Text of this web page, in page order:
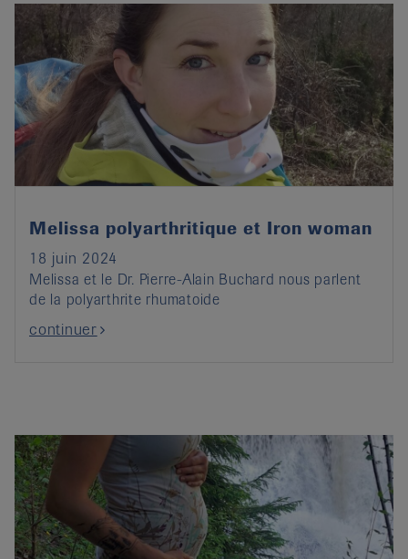
Melissa polyarthritique et Iron woman
18 juin 2024
Melissa et le Dr. Pierre-Alain Buchard nous parlent
de la polyarthrite rhumatoide
continuer